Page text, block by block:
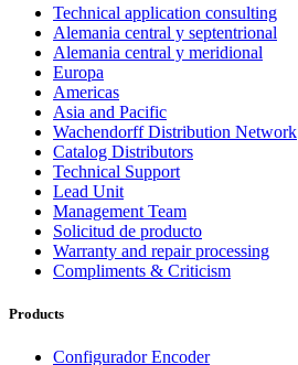
Technical application consulting
Alemania central y septentrional
Alemania central y meridional
Europa
Americas
Asia and Pacific
Wachendorff Distribution Network
Catalog Distributors
Technical Support
Lead Unit
Management Team
Solicitud de producto
Warranty and repair processing
Compliments & Criticism
Products
Configurador Encoder